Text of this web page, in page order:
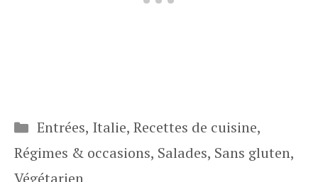
Catégories
Entrées, Italie, Recettes de cuisine,
Régimes & occasions, Salades, Sans gluten,